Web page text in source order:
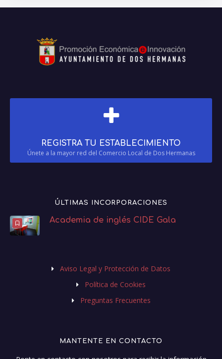
REGISTRA TU ESTABLECIMIENTO
Únete a la mayor red del Comercio Local de Dos Hermanas
ÚLTIMAS INCORPORACIONES
Academia de inglés CIDE Gala
Aviso Legal y Protección de Datos
Política de Cookies
Preguntas Frecuentes
MANTENTE EN CONTACTO